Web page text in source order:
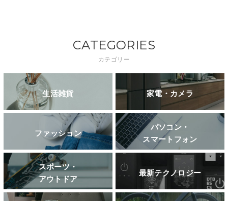
CATEGORIES
カテゴリー
生活雑貨 家電・カメラ
ファッション
パソコン・
スマートフォン
スポーツ・
アウトドア
最新テクノロジー